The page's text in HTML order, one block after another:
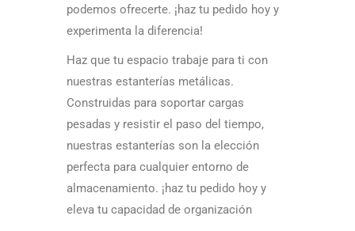
podemos ofrecerte. ¡haz tu pedido hoy y
experimenta la diferencia!
Haz que tu espacio trabaje para ti con
nuestras estanterías metálicas.
Construidas para soportar cargas
pesadas y resistir el paso del tiempo,
nuestras estanterías son la elección
perfecta para cualquier entorno de
almacenamiento. ¡haz tu pedido hoy y
eleva tu capacidad de organización